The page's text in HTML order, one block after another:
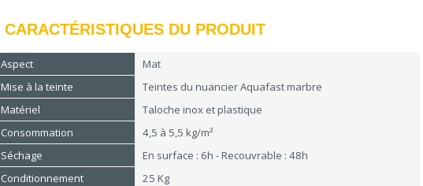
CARACTÉRISTIQUES DU PRODUIT
Aspect
Mat
Mise à la teinte
Teintes du nuancier Aquafast marbre
Matériel
Taloche inox et plastique
Consommation
4,5 à 5,5 kg/m²
Séchage
En surface : 6h - Recouvrable : 48h
Conditionnement
25 Kg